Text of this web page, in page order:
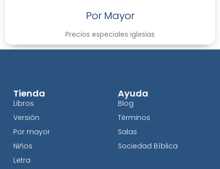
Por Mayor
Precios especiales iglesias
Tienda
Libros
Versión
Por mayor
Niños
Letra
Ayuda
Blog
Términos
Salas
Sociedad Bíblica